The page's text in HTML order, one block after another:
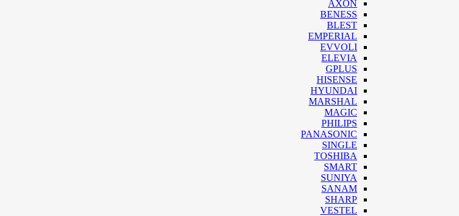
AXON
BENESS
BLEST
EMPERIAL
EVVOLI
ELEVIA
GPLUS
HISENSE
HYUNDAI
MARSHAL
MAGIC
PHILIPS
PANASONIC
SINGLE
TOSHIBA
SMART
SUNIYA
SANAM
SHARP
VESTEL